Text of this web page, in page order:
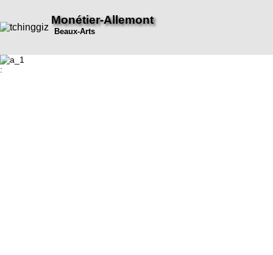
Monétier-Allemont
Beaux-Arts
: